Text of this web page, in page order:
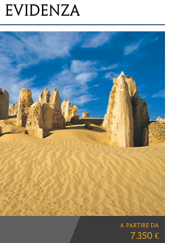
EVIDENZA
a partire da
5.030 €